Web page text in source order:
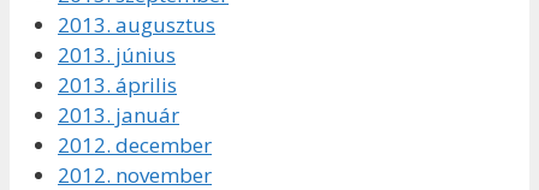
2013. augusztus
2013. június
2013. április
2013. január
2012. december
2012. november